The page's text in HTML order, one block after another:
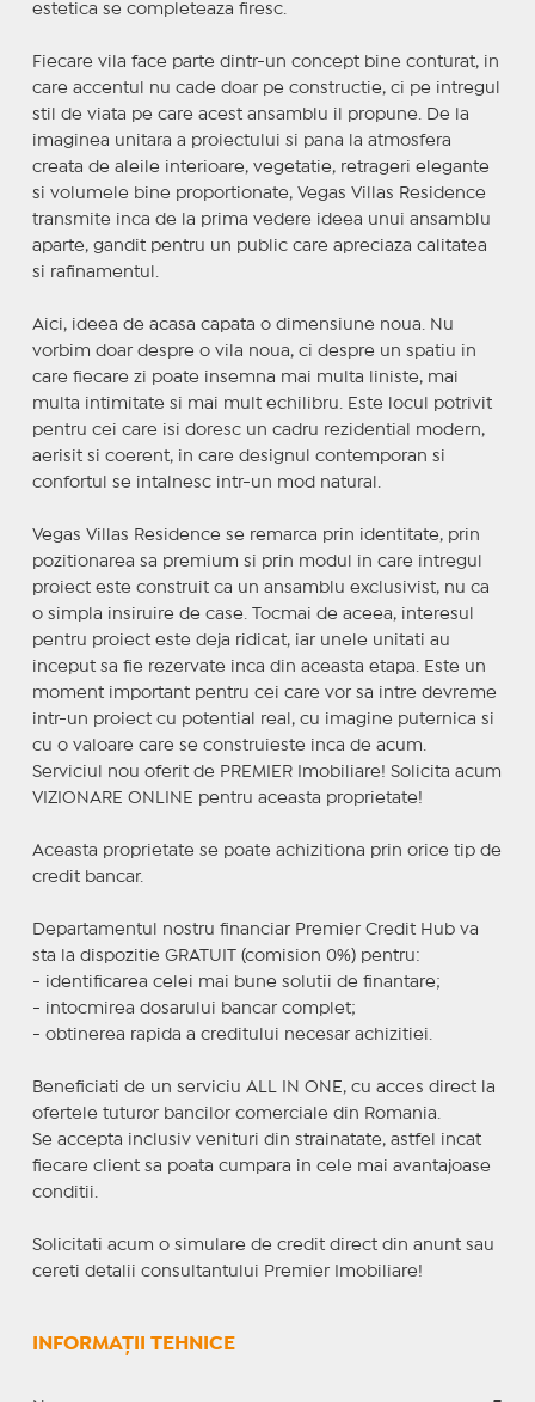
estetica se completeaza firesc.
Fiecare vila face parte dintr-un concept bine conturat, in
care accentul nu cade doar pe constructie, ci pe intregul
stil de viata pe care acest ansamblu il propune. De la
imaginea unitara a proiectului si pana la atmosfera
creata de aleile interioare, vegetatie, retrageri elegante
si volumele bine proportionate, Vegas Villas Residence
transmite inca de la prima vedere ideea unui ansamblu
aparte, gandit pentru un public care apreciaza calitatea
si rafinamentul.
Aici, ideea de acasa capata o dimensiune noua. Nu
vorbim doar despre o vila noua, ci despre un spatiu in
care fiecare zi poate insemna mai multa liniste, mai
multa intimitate si mai mult echilibru. Este locul potrivit
pentru cei care isi doresc un cadru rezidential modern,
aerisit si coerent, in care designul contemporan si
confortul se intalnesc intr-un mod natural.
Vegas Villas Residence se remarca prin identitate, prin
pozitionarea sa premium si prin modul in care intregul
proiect este construit ca un ansamblu exclusivist, nu ca
o simpla insiruire de case. Tocmai de aceea, interesul
pentru proiect este deja ridicat, iar unele unitati au
inceput sa fie rezervate inca din aceasta etapa. Este un
moment important pentru cei care vor sa intre devreme
intr-un proiect cu potential real, cu imagine puternica si
cu o valoare care se construieste inca de acum.
Serviciul nou oferit de PREMIER Imobiliare! Solicita acum
VIZIONARE ONLINE pentru aceasta proprietate!
Aceasta proprietate se poate achizitiona prin orice tip de
credit bancar.
Departamentul nostru financiar Premier Credit Hub va
sta la dispozitie GRATUIT (comision 0%) pentru:
- identificarea celei mai bune solutii de finantare;
- intocmirea dosarului bancar complet;
- obtinerea rapida a creditului necesar achizitiei.
Beneficiati de un serviciu ALL IN ONE, cu acces direct la
ofertele tuturor bancilor comerciale din Romania.
Se accepta inclusiv venituri din strainatate, astfel incat
fiecare client sa poata cumpara in cele mai avantajoase
conditii.
Solicitati acum o simulare de credit direct din anunt sau
cereti detalii consultantului Premier Imobiliare!
INFORMAȚII TEHNICE